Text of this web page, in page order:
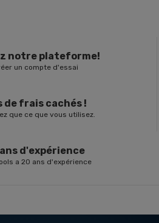
notre plateforme!
un compte d'essai
de frais cachés !
que ce que vous utilisez.
d'expérience
a 20 ans d'expérience